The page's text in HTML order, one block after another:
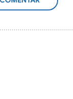
ADICIONAR